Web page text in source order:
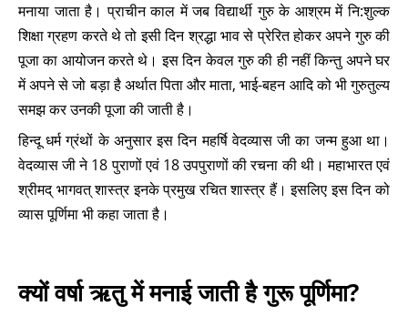
मनाया जाता है। प्राचीन काल में जब विद्यार्थी गुरु के आश्रम में नि:शुल्क
शिक्षा ग्रहण करते थे तो इसी दिन श्रद्धा भाव से प्रेरित होकर अपने गुरु की
पूजा का आयोजन करते थे। इस दिन केवल गुरु की ही नहीं किन्तु अपने घर
में अपने से जो बड़ा है अर्थात पिता और माता, भाई-बहन आदि को भी गुरुतुल्य
समझ कर उनकी पूजा की जाती है।
हिन्दू धर्म ग्रंथों के अनुसार इस दिन महर्षि वेदव्यास जी का जन्म हुआ था।
वेदव्यास जी ने 18 पुराणों एवं 18 उपपुराणों की रचना की थी। महाभारत एवं
श्रीमद् भागवत् शास्त्र इनके प्रमुख रचित शास्त्र हैं। इसलिए इस दिन को
व्यास पूर्णिमा भी कहा जाता है।
क्यों वर्षा ऋतु में मनाई जाती है गुरू पूर्णिमा?